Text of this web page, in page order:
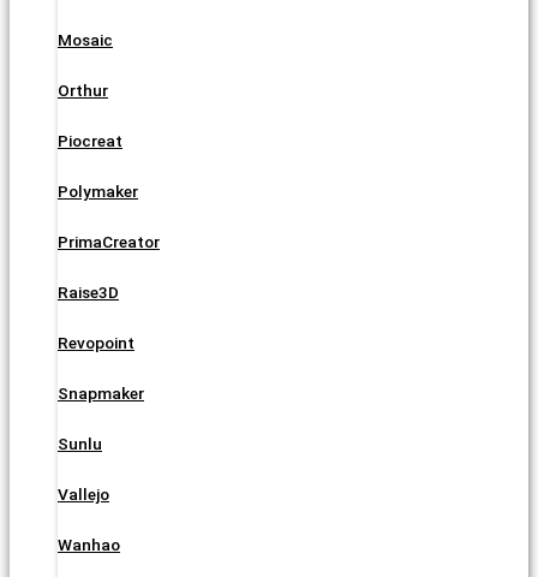
Mosaic
Orthur
Piocreat
Polymaker
PrimaCreator
Raise3D
Revopoint
Snapmaker
Sunlu
Vallejo
Wanhao